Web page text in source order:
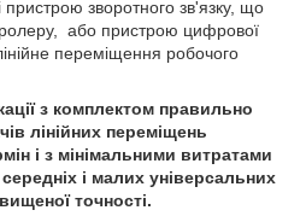
пристрою зворотного зв'язку, що
або пристрою цифрової
переміщення робочого
з комплектом правильно
лінійних переміщень
і з мінімальними витратами
і малих універсальних
точності.